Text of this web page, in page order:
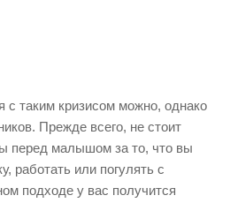
с таким кризисом можно, однако
Прежде всего, не стоит
перед малышом за то, что вы
работать или погулять с
подходе у вас получится